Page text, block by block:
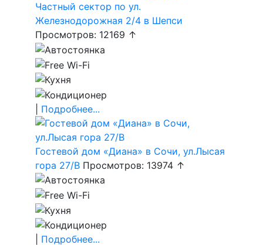
Частный сектор по ул.
Железнодорожная 2/4 в Шепси
Просмотров: 12169 ↑
Подробнее...
Гостевой дом «Диана» в Сочи, ул.Лысая
гора 27/В Просмотров: 13974 ↑
Подробнее...